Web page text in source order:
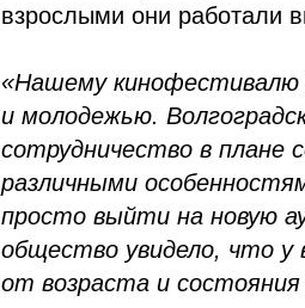
взрослыми они работали
«Нашему кинофестивалю
и молодежью.
сотрудничество в плане
различными
просто выйти на новую
общество увидело, что у
от возраста и